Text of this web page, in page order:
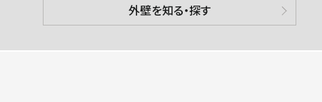
外壁を知る・探す